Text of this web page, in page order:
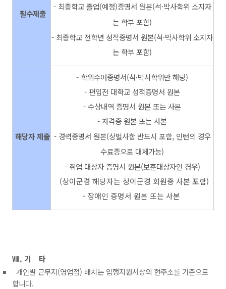
필수제출
- 최종학교 졸업(예정)증명서 원본(석·박사학위 소지자
는 학부 포함)
- 최종학교 전학년 성적증명서 원본(석·박사학위 소지자
는 학부 포함)
해당자 제출
- 학위수여증명서(석·박사학위만 해당)
- 편입전 대학교 성적증명서 원본
- 수상내역 증명서 원본 또는 사본
- 자격증 원본 또는 사본
- 경력증명서 원본(상벌사항 반드시 포함, 인턴의 경우
수료증으로 대체가능)
- 취업 대상자 증명서 원본(보훈대상자인 경우)
(상이군경 해당자는 상이군경 회원증 사본 포함)
- 장애인 증명서 원본 또는 사본
Ⅷ. 기 타
개인별 근무지(영업점) 배치는 입행지원서상의 현주소를 기준으로
합니다.